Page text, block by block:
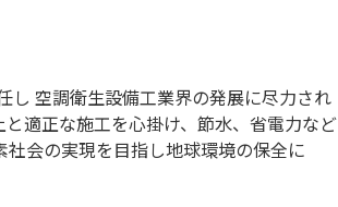
し 空調衛生設備工業界の発展に尽力され
適正な施工を心掛け、節水、省電力など
会の実現を目指し地球環境の保全に